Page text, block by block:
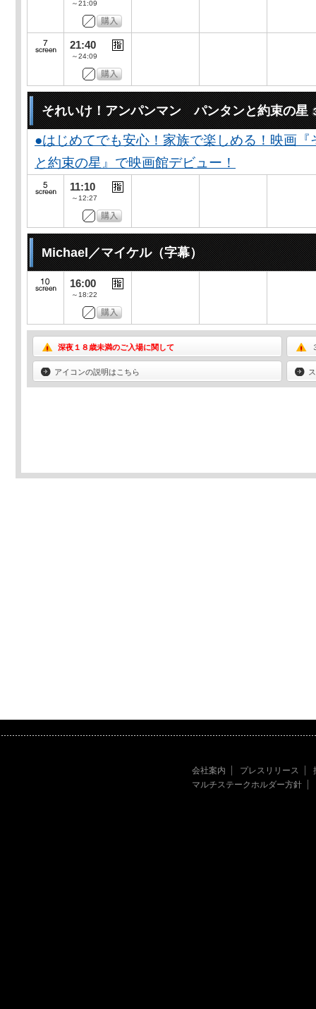
～21:09
21:40
～24:09
それいけ！アンパンマン パンタンと約束の星
●はじめてでも安心！家族で楽しめる！映画
と約束の星』で映画館デビュー！
11:10
～12:27
Michael／マイケル（字幕）
16:00
～18:22
深夜１８歳未満のご入場に関して
アイコンの説明はこちら
会社案内 プレスリリース
マルチステークホルダー方針